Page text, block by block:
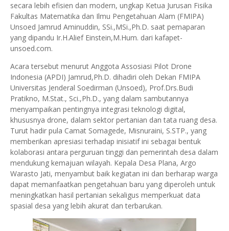
secara lebih efisien dan modern, ungkap Ketua Jurusan Fisika
Fakultas Matematika dan Ilmu Pengetahuan Alam (FMIPA)
Unsoed Jamrud Aminuddin, SSi.,MSi.,Ph.D. saat pemaparan
yang dipandu Ir.H.Alief Einstein,M.Hum. dari kafapet-
unsoed.com.
Acara tersebut menurut Anggota Assosiasi Pilot Drone
Indonesia (APDI) Jamrud,Ph.D. dihadiri oleh Dekan FMIPA
Universitas Jenderal Soedirman (Unsoed), Prof.Drs.Budi
Pratikno, M.Stat., Sci.,Ph.D., yang dalam sambutannya
menyampaikan pentingnya integrasi teknologi digital,
khususnya drone, dalam sektor pertanian dan tata ruang desa.
Turut hadir pula Camat Somagede, Misnuraini, S.STP., yang
memberikan apresiasi terhadap inisiatif ini sebagai bentuk
kolaborasi antara perguruan tinggi dan pemerintah desa dalam
mendukung kemajuan wilayah. Kepala Desa Plana, Argo
Warasto Jati, menyambut baik kegiatan ini dan berharap warga
dapat memanfaatkan pengetahuan baru yang diperoleh untuk
meningkatkan hasil pertanian sekaligus memperkuat data
spasial desa yang lebih akurat dan terbarukan.